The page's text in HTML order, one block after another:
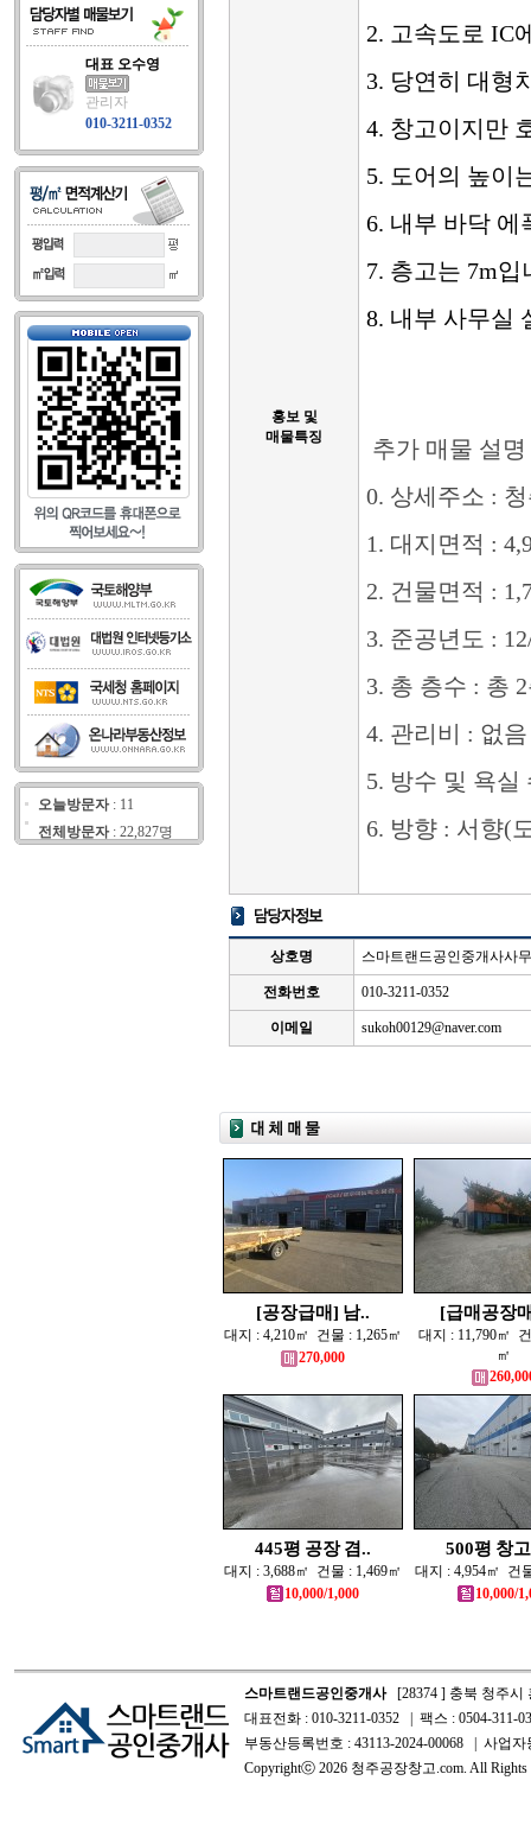
대표 오수영
관리자
010-3211-0352
오늘방문자 : 11
전체방문자: 22,827명
홍보 및
매물특징
2. 고속도로 IC
3. 당연히 대형
4. 창고이지만
5. 도어의 높이
6. 내부 바닥 에
7. 층고는 7m입
8. 내부 사무실
추가 매물 설명
0. 상세주소 :
1. 대지면적 :
2. 건물면적 :
3. 준공년도 :
3. 총 층수 : 총
4. 관리비 : 없음
5. 방수 및 욕실
6. 방향 : 서향(
상호명 스마트랜드공인중개사사
전화번호 010-3211-0352
이메일 sukoh00129@naver.com
[공장급매] 남..
대지 : 4,210㎡ 건물 : 1,265㎡
270,000
[급매공장
대지 : 11,790㎡
㎡
445평 공장 겸..
대지 : 3,688㎡ 건물 : 1,469㎡
10,000/1,000
500평 창
대지 : 4,954㎡ 건
10,000/
스마트랜드공인중개사[28374 ] 충북 청주시
대표전화 : 010-3211-0352 | 팩스 : 0504-311-
부동산등록번호 : 43113-2024-00068 | 사업
Copyrightⓒ 2026 청주공장창고.com. All Rights